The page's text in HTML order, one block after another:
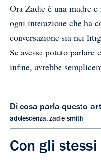
Ora Zadie è una madre
ogni interazione che ha
conversazione sia nei
Se avesse potuto parlare
infine, avrebbe
Di cosa parla questo
adolescenza, zadie smith
Con gli stessi